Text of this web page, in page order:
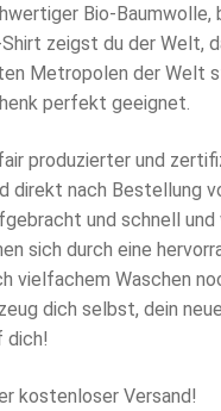
€
€.
Bio-Baumwolle,
zeigst du der Welt,
Metropolen der Welt
perfekt geeignet.
produzierter und
direkt nach Bestellung
und schnell
sich durch eine
vielfachem Waschen
dich selbst, dein
dich!
kostenloser Versand!